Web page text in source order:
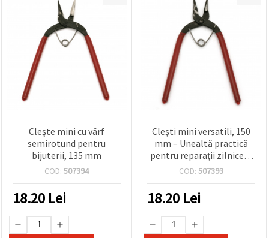
Clește mini cu vârf
semirotund pentru
bijuterii, 135 mm
COD: 507394
18.20 Lei
Clești mini versatili, 150
mm – Unealtă practică
pentru reparații zilnice și
proiecte hobby/DIY
COD: 507393
18.20 Lei